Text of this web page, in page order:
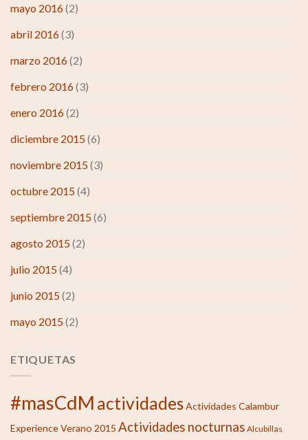
mayo 2016(2)
abril 2016(3)
marzo 2016(2)
febrero 2016(3)
enero 2016(2)
diciembre 2015(6)
noviembre 2015(3)
octubre 2015(4)
septiembre 2015(6)
agosto 2015(2)
julio 2015(4)
junio 2015(2)
mayo 2015(2)
ETIQUETAS
#masCdM actividadesActividades Calambur
Experience Verano 2015 Actividades nocturnas Alcubillas